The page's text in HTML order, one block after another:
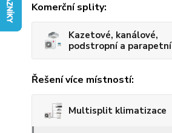
Komerční splity:
Kazetové, kanálové,
podstropní a parapetní
Řešení více místností:
Multisplit klimatizace